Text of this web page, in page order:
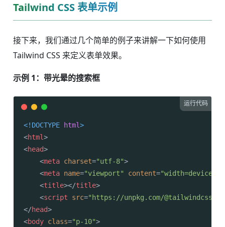
Tailwind CSS 表单示例
接下来，我们通过几个简单的例子来讲解一下如何使用
Tailwind CSS 来定义表单效果。
示例 1：带光晕的搜索框
运行代码
<!DOCTYPE html>
<html>
<head>
<meta charset="utf-8">
<meta name="viewport" content="width=device-
<title></title>
<script src="https://unpkg.com/@tailwindcss/
</head>
<body class="p-10">